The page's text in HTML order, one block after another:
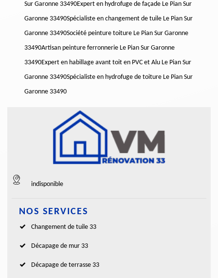
Sur Garonne 33490Expert en hydrofuge de façade Le Pian Sur
Garonne 33490Spécialiste en changement de tuile Le Pian Sur
Garonne 33490Société peinture toiture Le Pian Sur Garonne
33490Artisan peinture ferronnerie Le Pian Sur Garonne
33490Expert en habillage avant toit en PVC et Alu Le Pian Sur
Garonne 33490Spécialiste en hydrofuge de toiture Le Pian Sur
Garonne 33490
indisponible
NOS SERVICES
Changement de tuile 33
Décapage de mur 33
Décapage de terrasse 33